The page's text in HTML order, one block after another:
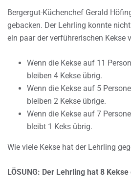
Bergergut-Küchenchef Gerald
gebacken. Der Lehrling konnte
ein paar der verführerischen Kekse
Wenn die Kekse auf 11
bleiben 4 Kekse übrig.
Wenn die Kekse auf 5
bleiben 2 Kekse übrige.
Wenn die Kekse auf 7
bleibt 1 Keks übrig.
Wie viele Kekse hat der Lehrling
LÖSUNG: Der Lehrling hat 8